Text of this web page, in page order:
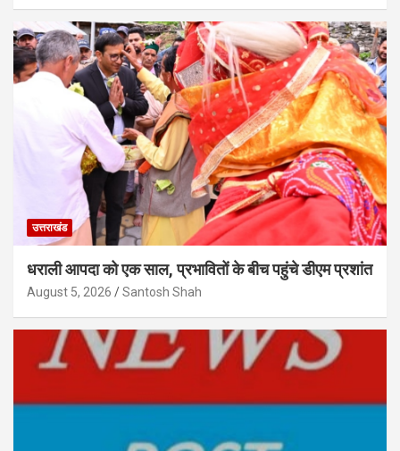
उत्तराखंड
धराली आपदा को एक साल, प्रभावितों के बीच पहुंचे डीएम प्रशांत
August 5, 2026 Santosh Shah